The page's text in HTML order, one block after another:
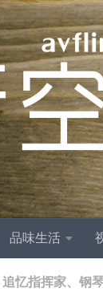
品味生活
忆指挥家、钢